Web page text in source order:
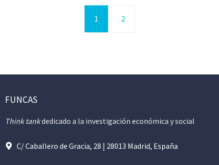
1 2
FUNCAS
Think tankdedicado a la investigación económica y social
C/ Caballero de Gracia, 28 | 28013 Madrid, España